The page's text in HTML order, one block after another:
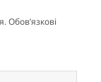
Обов’язкові